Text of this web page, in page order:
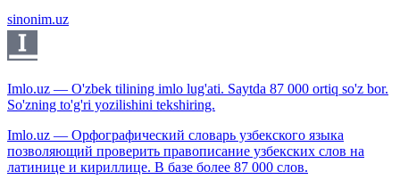
sinonim.uz
Imlo.uz — O'zbek tilining imlo lug'ati. Saytda 87 000 ortiq so'z bor.
So'zning to'g'ri yozilishini tekshiring.
Imlo.uz — Орфографический словарь узбекского языка
позволяющий проверить правописание узбекских слов на
латинице и кириллице. В базе более 87 000 слов.